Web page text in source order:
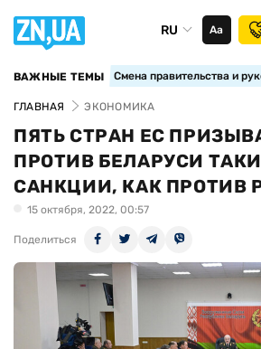
RU Аа
ВАЖНЫЕ ТЕМЫ Смена правительства и
ГЛАВНАЯ ЭКОНОМИКА
ПЯТЬ СТРАН ЕС
ПРОТИВ БЕЛАРУСИ
САНКЦИИ, КАК ПРОТИВ
15 октября, 2022, 00:57
Поделиться